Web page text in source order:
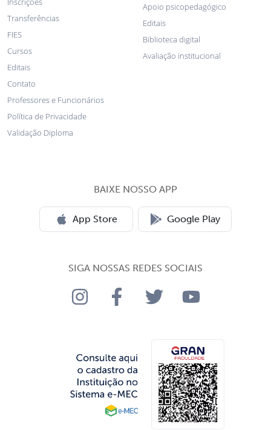
Transferências
FIES
Cursos
Editais
Contato
Professores e Funcionários
Política de Privacidade
Validação Diploma
Apoio psicopedagógico
Editais
Biblioteca digital
Avaliação institucional
BAIXE NOSSO APP
App Store Google Play
SIGA NOSSAS REDES SOCIAIS